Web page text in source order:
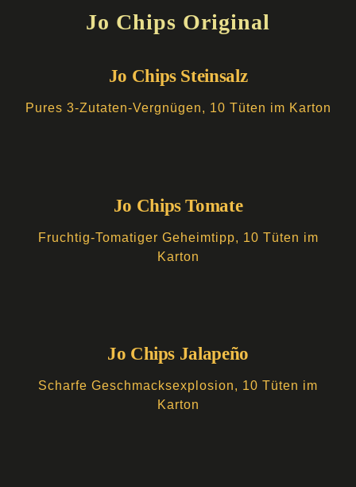
Jo Chips Original
Jo Chips Steinsalz
Pures 3-Zutaten-Vergnügen, 10 Tüten im Karton
Jo Chips Tomate
Fruchtig-Tomatiger Geheimtipp, 10 Tüten im
Karton
Jo Chips Jalapeño
Scharfe Geschmacksexplosion, 10 Tüten im
Karton